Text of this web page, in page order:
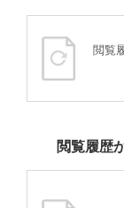
閲覧
閲覧履歴